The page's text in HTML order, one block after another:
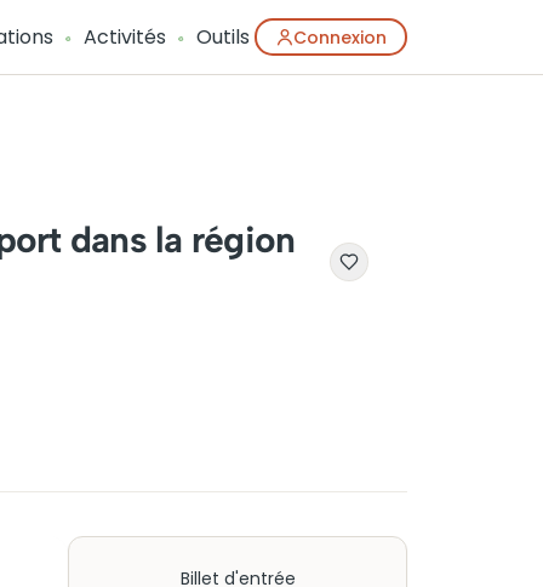
Activités Outils Connexion
dans la région
Billet d'entrée